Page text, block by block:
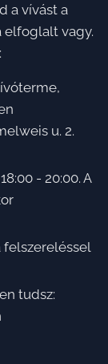
a vívást a
elfoglalt vagy.
u. 2.
- 20:00. A
felszereléssel
tudsz: